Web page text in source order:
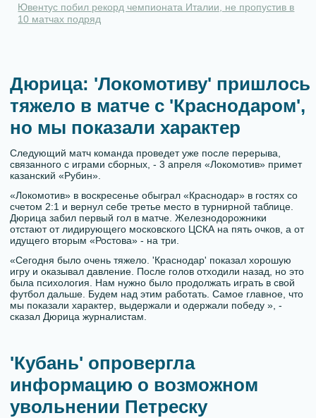
Ювентус побил рекорд чемпионата Италии, не пропустив в
10 матчах подряд
Дюрица: 'Локомотиву' пришлось
тяжело в матче с 'Краснодаром',
но мы показали характер
Следующий матч команда проведет уже после перерыва,
связанного с играми сборных, - 3 апреля «Локомотив» примет
казанский «Рубин».
«Локомотив» в воскресенье обыграл «Краснодар» в гостях со
счетом 2:1 и вернул себе третье место в турнирной таблице.
Дюрица забил первый гол в матче. Железнодорожники
отстают от лидирующего московского ЦСКА на пять очков, а от
идущего вторым «Ростова» - на три.
«Сегодня было очень тяжело. 'Краснодар' показал хорошую
игру и оказывал давление. После голов отходили назад, но это
была психология. Нам нужно было продолжать играть в свой
футбол дальше. Будем над этим работать. Самое главное, что
мы показали характер, выдержали и одержали победу », -
сказал Дюрица журналистам.
'Кубань' опровергла
информацию о возможном
увольнении Петреску